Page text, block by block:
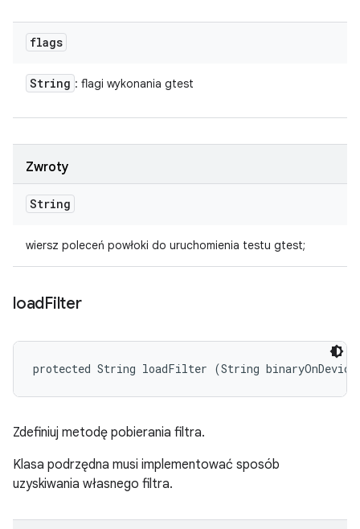
flags
String : flagi wykonania gtest
Zwroty
String
wiersz poleceń powłoki do uruchomienia testu gtest;
loadFilter
protected String loadFilter (String
Zdefiniuj metodę pobierania filtra.
Klasa podrzędna musi implementować sposób
uzyskiwania własnego filtra.